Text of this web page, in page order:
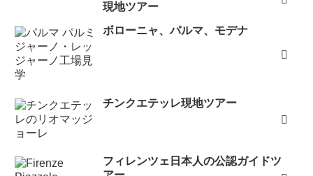
現地ツアー
ボローニャ、パルマ、モデナ
チンクエテッレ現地ツアー
フィレンツェ日本人の公認ガイドツ